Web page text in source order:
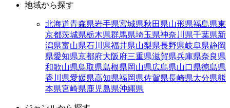
地域から探す
北海道青森県岩手県宮城県秋田県山形県福島県東
京都茨城県栃木県群馬県埼玉県神奈川県千葉県新
潟県富山県石川県福井県山梨県長野県岐阜県静岡
県愛知県京都府大阪府三重県滋賀県兵庫県奈良県
和歌山県鳥取県島根県岡山県広島県山口県徳島県
香川県愛媛県高知県福岡県佐賀県長崎県大分県熊
本県宮崎県鹿児島県沖縄県